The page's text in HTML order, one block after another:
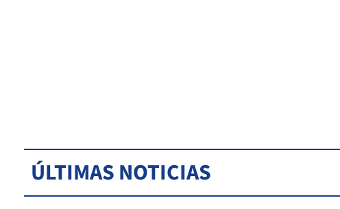
ÚLTIMAS NOTICIAS